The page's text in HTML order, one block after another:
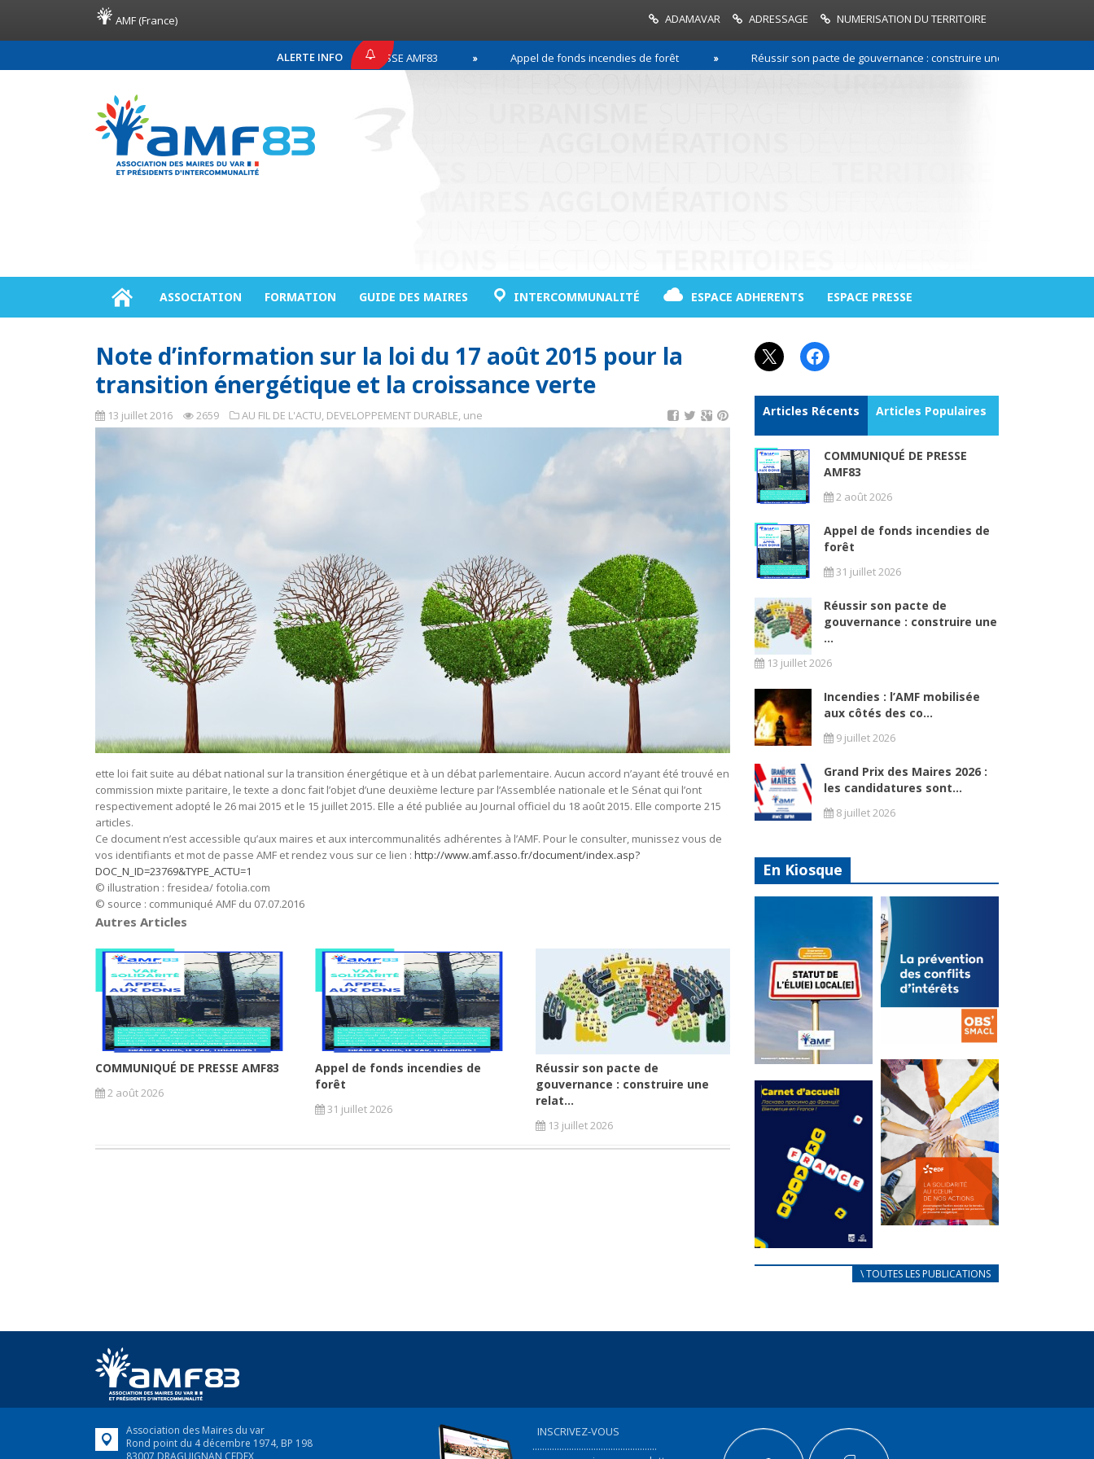
AMF (France) ADAMAVAR ADRESSAGE NUMERISATION DU TERRITOIRE
ALERTE INFO
COMMUNIQUÉ DE PRESSE AMF83 Appel de fonds incendies de forêt Réussir son pacte de gouvernance : construire une relation de
ASSOCIATION FORMATION GUIDE DES MAIRES INTERCOMMUNALITÉ ESPACE ADHERENTS ESPACE PRESSE
Note d’information sur la loi du 17 août 2015 pour la
transition énergétique et la croissance verte
13 juillet 2016 2659 AU FIL DE L'ACTU, DEVELOPPEMENT DURABLE, une
ette loi fait suite au débat national sur la transition énergétique et à un débat parlementaire. Aucun accord n’ayant été trouvé en
commission mixte paritaire, le texte a donc fait l’objet d’une deuxième lecture par l’Assemblée nationale et le Sénat qui l’ont
respectivement adopté le 26 mai 2015 et le 15 juillet 2015. Elle a été publiée au Journal officiel du 18 août 2015. Elle comporte 215
articles.
Ce document n’est accessible qu’aux maires et aux intercommunalités adhérentes à l’AMF. Pour le consulter, munissez vous de
vos identifiants et mot de passe AMF et rendez vous sur ce lien : http://www.amf.asso.fr/document/index.asp?
DOC_N_ID=23769&TYPE_ACTU=1
© illustration : fresidea/ fotolia.com
© source : communiqué AMF du 07.07.2016
Autres Articles
COMMUNIQUÉ DE PRESSE AMF83
2 août 2026
Appel de fonds incendies de
forêt
31 juillet 2026
Réussir son pacte de
gouvernance : construire une
relat...
13 juillet 2026
X Facebook
Articles Récents Articles Populaires
COMMUNIQUÉ DE PRESSE
AMF83
2 août 2026
Appel de fonds incendies de
forêt
31 juillet 2026
Réussir son pacte de
gouvernance : construire une
...
13 juillet 2026
Incendies : l’AMF mobilisée
aux côtés des co...
9 juillet 2026
Grand Prix des Maires 2026 :
les candidatures sont...
8 juillet 2026
En Kiosque
Statut de
l’élu local
Mise à jour avril
2024
FEUILLETER
La
prévention
des conflits
d’intérêts
18 septembre 2023
FEUILLETER
au coeur de
nos actions
en France,...
FEUILLETER
\ TOUTES LES PUBLICATIONS
Association des Maires du var
Rond point du 4 décembre 1974, BP 198
83007 DRAGUIGNAN CEDEX
INSCRIVEZ-VOUS
...................................................